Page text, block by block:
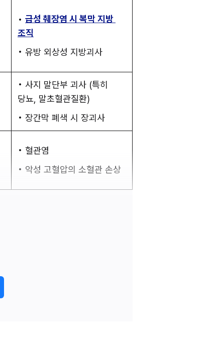
• 급성 췌장염 시 복막 지방
조직
• 유방 외상성 지방괴사
• 사지 말단부 괴사 (특히
당뇨, 말초혈관질환)
• 장간막 폐색 시 장괴사
• 혈관염
• 악성 고혈압의 소혈관 손상